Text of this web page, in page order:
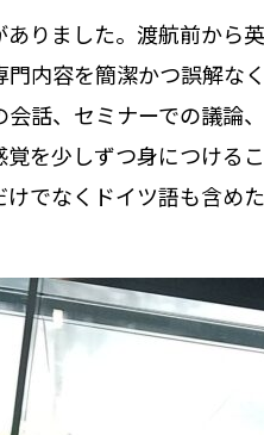
りました。渡航前から
内容を簡潔かつ誤解な
話、セミナーでの議論
を少しずつ身につける
でなくドイツ語も含め